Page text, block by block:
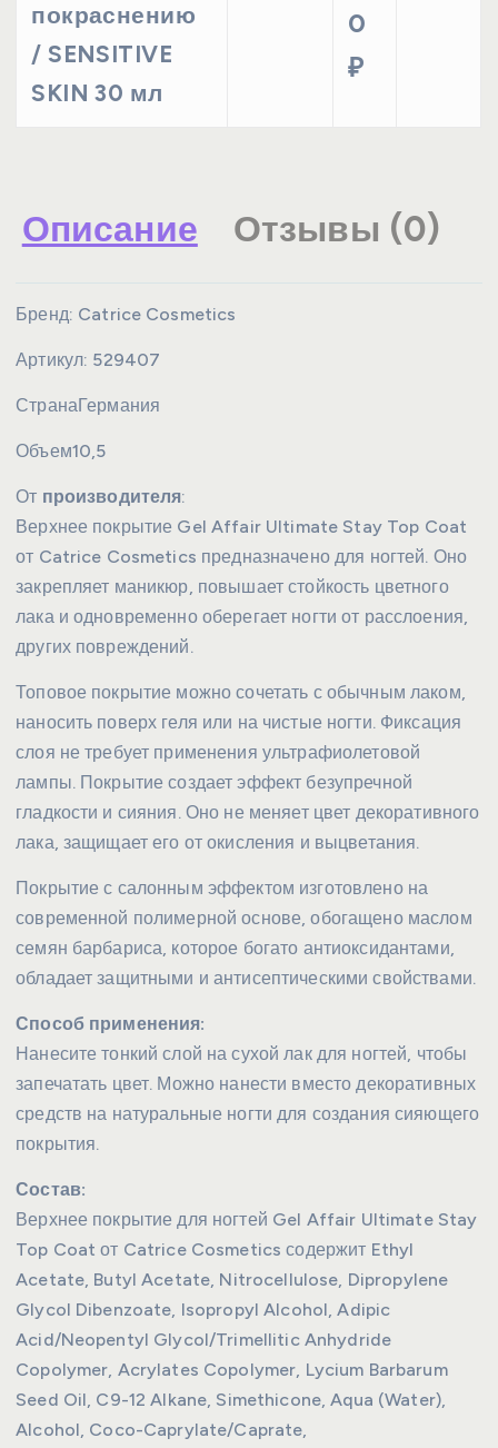
покраснению
/ SENSITIVE
SKIN 30 мл
0
₽
Описание Отзывы (0)
Бренд: Catrice Cosmetics
Артикул: 529407
СтранаГермания
Объем10,5
От производителя:
Верхнее покрытие Gel Affair Ultimate Stay Top Coat
от Catrice Cosmetics предназначено для ногтей. Оно
закрепляет маникюр, повышает стойкость цветного
лака и одновременно оберегает ногти от расслоения,
других повреждений.
Топовое покрытие можно сочетать с обычным лаком,
наносить поверх геля или на чистые ногти. Фиксация
слоя не требует применения ультрафиолетовой
лампы. Покрытие создает эффект безупречной
гладкости и сияния. Оно не меняет цвет декоративного
лака, защищает его от окисления и выцветания.
Покрытие с салонным эффектом изготовлено на
современной полимерной основе, обогащено маслом
семян барбариса, которое богато антиоксидантами,
обладает защитными и антисептическими свойствами.
Способ применения:
Нанесите тонкий слой на сухой лак для ногтей, чтобы
запечатать цвет. Можно нанести вместо декоративных
средств на натуральные ногти для создания сияющего
покрытия.
Состав:
Верхнее покрытие для ногтей Gel Affair Ultimate Stay
Top Coat от Catrice Cosmetics содержит Ethyl
Acetate, Butyl Acetate, Nitrocellulose, Dipropylene
Glycol Dibenzoate, Isopropyl Alcohol, Adipic
Acid/Neopentyl Glycol/Trimellitic Anhydride
Copolymer, Acrylates Copolymer, Lycium Barbarum
Seed Oil, C9-12 Alkane, Simethicone, Aqua (Water),
Alcohol, Coco-Caprylate/Caprate,